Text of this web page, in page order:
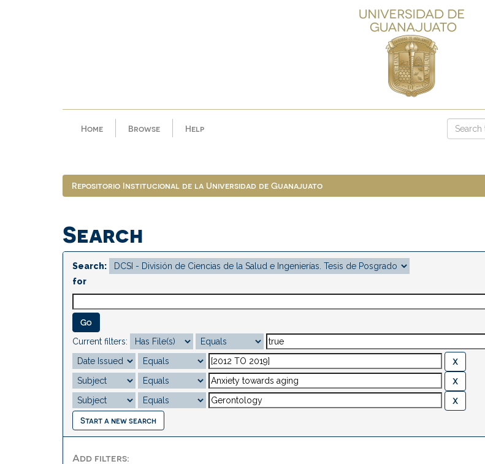
Home Browse Help
Repositorio Institucional de la Universidad de Guanajuato
Search
Search:
for
Current filters:
Start a new search
Add filters: